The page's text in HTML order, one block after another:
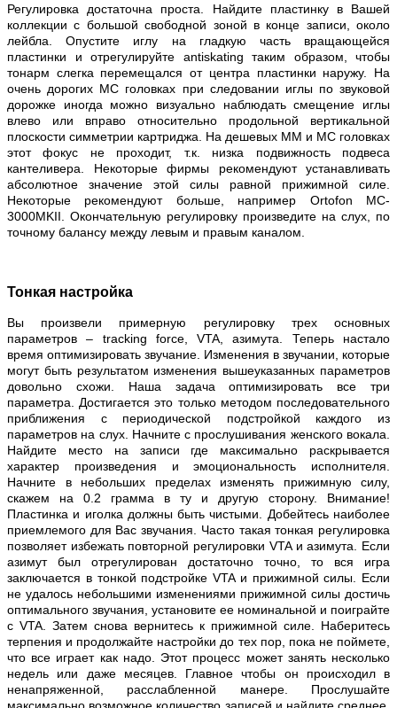
Регулировка достаточна проста. Найдите пластинку в Вашей
коллекции с большой свободной зоной в конце записи, около
лейбла. Опустите иглу на гладкую часть вращающейся
пластинки и отрегулируйте antiskating таким образом, чтобы
тонарм слегка перемещался от центра пластинки наружу. На
очень дорогих MC головках при следовании иглы по звуковой
дорожке иногда можно визуально наблюдать смещение иглы
влево или вправо относительно продольной вертикальной
плоскости симметрии картриджа. На дешевых MM и MC головках
этот фокус не проходит, т.к. низка подвижность подвеса
кантеливера. Некоторые фирмы рекомендуют устанавливать
абсолютное значение этой силы равной прижимной силе.
Некоторые рекомендуют больше, например Ortofon MC-
3000MKII. Окончательную регулировку произведите на слух, по
точному балансу между левым и правым каналом.
Тонкая настройка
Вы произвели примерную регулировку трех основных
параметров – tracking force, VTA, азимута. Теперь настало
время оптимизировать звучание. Изменения в звучании, которые
могут быть результатом изменения вышеуказанных параметров
довольно схожи. Наша задача оптимизировать все три
параметра. Достигается это только методом последовательного
приближения с периодической подстройкой каждого из
параметров на слух. Начните с прослушивания женского вокала.
Найдите место на записи где максимально раскрывается
характер произведения и эмоциональность исполнителя.
Начните в небольших пределах изменять прижимную силу,
скажем на 0.2 грамма в ту и другую сторону. Внимание!
Пластинка и иголка должны быть чистыми. Добейтесь наиболее
приемлемого для Вас звучания. Часто такая тонкая регулировка
позволяет избежать повторной регулировки VTA и азимута. Если
азимут был отрегулирован достаточно точно, то вся игра
заключается в тонкой подстройке VTA и прижимной силы. Если
не удалось небольшими изменениями прижимной силы достичь
оптимального звучания, установите ее номинальной и поиграйте
с VTA. Затем снова вернитесь к прижимной силе. Наберитесь
терпения и продолжайте настройки до тех пор, пока не поймете,
что все играет как надо. Этот процесс может занять несколько
недель или даже месяцев. Главное чтобы он происходил в
ненапряженной, расслабленной манере. Прослушайте